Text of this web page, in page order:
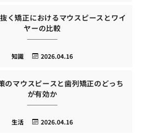
く矯正におけるマウスピースとワイ
ヤーの比較
2026.04.16
知識
のマウスピースと歯列矯正のどっち
が有効か
2026.04.16
生活